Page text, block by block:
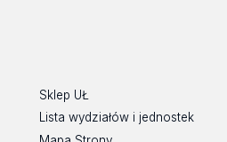
Sklep UŁ
Lista wydziałów i jednostek